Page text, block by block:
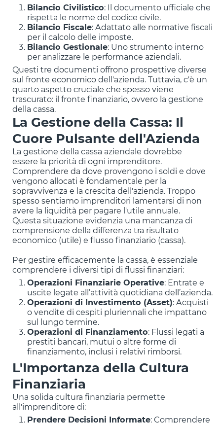
Bilancio Civilistico: Il documento ufficiale che
rispetta le norme del codice civile.
Bilancio Fiscale: Adattato alle normative fiscali
per il calcolo delle imposte.
Bilancio Gestionale: Uno strumento interno
per analizzare le performance aziendali.
Questi tre documenti offrono prospettive diverse
sul fronte economico dell'azienda. Tuttavia, c'è un
quarto aspetto cruciale che spesso viene
trascurato: il fronte finanziario, ovvero la gestione
della cassa.
La Gestione della Cassa: Il
Cuore Pulsante dell'Azienda
La gestione della cassa aziendale dovrebbe
essere la priorità di ogni imprenditore.
Comprendere da dove provengono i soldi e dove
vengono allocati è fondamentale per la
sopravvivenza e la crescita dell'azienda. Troppo
spesso sentiamo imprenditori lamentarsi di non
avere la liquidità per pagare l'utile annuale.
Questa situazione evidenzia una mancanza di
comprensione della differenza tra risultato
economico (utile) e flusso finanziario (cassa).
Per gestire efficacemente la cassa, è essenziale
comprendere i diversi tipi di flussi finanziari:
Operazioni Finanziarie Operative: Entrate e
uscite legate all’attività quotidiana dell’azienda.
Operazioni di Investimento (Asset): Acquisti
o vendite di cespiti pluriennali che impattano
sul lungo termine.
Operazioni di Finanziamento: Flussi legati a
prestiti bancari, mutui o altre forme di
finanziamento, inclusi i relativi rimborsi.
L'Importanza della Cultura
Finanziaria
Una solida cultura finanziaria permette
all'imprenditore di:
Prendere Decisioni Informate: Comprendere